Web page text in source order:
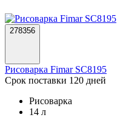
278356
Рисоварка Fimar SC8195
Срок поставки 120 дней
Рисоварка
14 л